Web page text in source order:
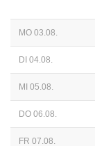
MO 03.08.
DI 04.08.
MI 05.08.
DO 06.08.
FR 07.08.